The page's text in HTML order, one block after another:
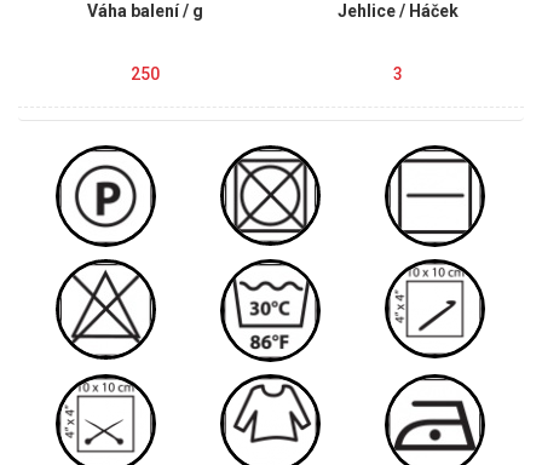
Váha balení / g
250
Jehlice / Háček
3